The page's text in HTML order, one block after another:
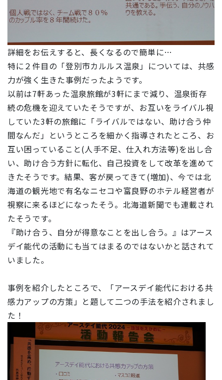
詳細をお伝えすると、長くなるので簡単に…
特に２件目の「登別市カルルス温泉」については、共感
力が強く生きた事例だったようです。
以前は7軒あった温泉旅館が3軒にまで減り、温泉街存
続の危機を迎えていたそうですが、お互いをライバル視
していた3軒の旅館に「ライバルではない、助け合う仲
間なんだ」というところを細かく指導されたところ、お
互い困っていること(人手不足、仕入れ方法等)を出し合
い、助け合う方針に転化、自己投資をして改革を進めて
きたそうです。結果、客が戻ってきて(増加)、今では北
海道の観光地で有名なニセコや富良野のホテル経営者が
視察に来るほどになったそう。北海道新聞でも連載され
たそうです。
『助け合う、自分が得意なことを出し合う。』はアース
デイ能代の活動にも当てはまるのではないかと話されて
いました。
事例を紹介したところで、「アースデイ能代における共
感力アップの方策」と題して二つの手法を紹介されまし
た！